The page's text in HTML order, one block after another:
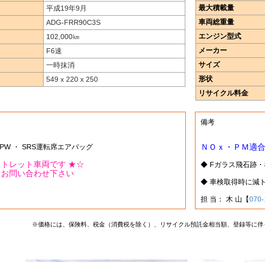
平成19年9月
ADG-FRR90C3S
102,000㎞
F6速
一時抹消
549 x 220 x 250
最大積載量
車両総重量
エンジン型式
メーカー
サイズ
形状
リサイクル料金
・ SRS運転席エアバッグ
レット車両です ★☆
問い合わせ下さい
備考
ＮＯｘ・ＰＭ適
◆ Fガラス飛石跡・
◆ 車検取得時に減
担 当： 木 山【
※価格には、保険料、税金（消費税を除く）、リサイクル預託金相当額、登録等に伴